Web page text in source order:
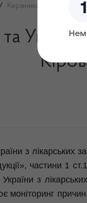
Керівникам та
з лікарських
частини 1
з
причин